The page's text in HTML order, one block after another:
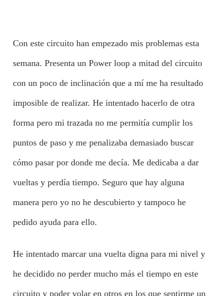
Con este circuito han empezado mis problemas esta
semana. Presenta un Power loop a mitad del circuito
con un poco de inclinación que a mí me ha resultado
imposible de realizar. He intentado hacerlo de otra
forma pero mi trazada no me permitía cumplir los
puntos de paso y me penalizaba demasiado buscar
cómo pasar por donde me decía. Me dedicaba a dar
vueltas y perdía tiempo. Seguro que hay alguna
manera pero yo no he descubierto y tampoco he
pedido ayuda para ello.
He intentado marcar una vuelta digna para mi nivel y
he decidido no perder mucho más el tiempo en este
circuito y poder volar en otros en los que sentirme un